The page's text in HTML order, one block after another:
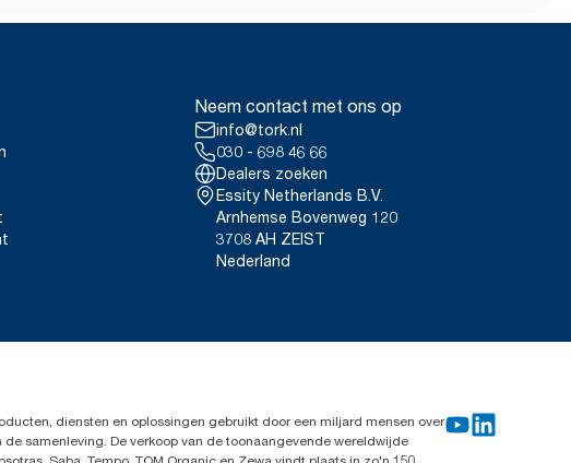
Neem contact met ons op
info@tork.nl
030 - 698 46 66
Dealers zoeken
Essity Netherlands B.V.
Arnhemse Bovenweg 120
3708 AH ZEIST
Nederland
diensten en oplossingen gebruikt door een miljard mensen over
samenleving. De verkoop van de toonaangevende wereldwijde